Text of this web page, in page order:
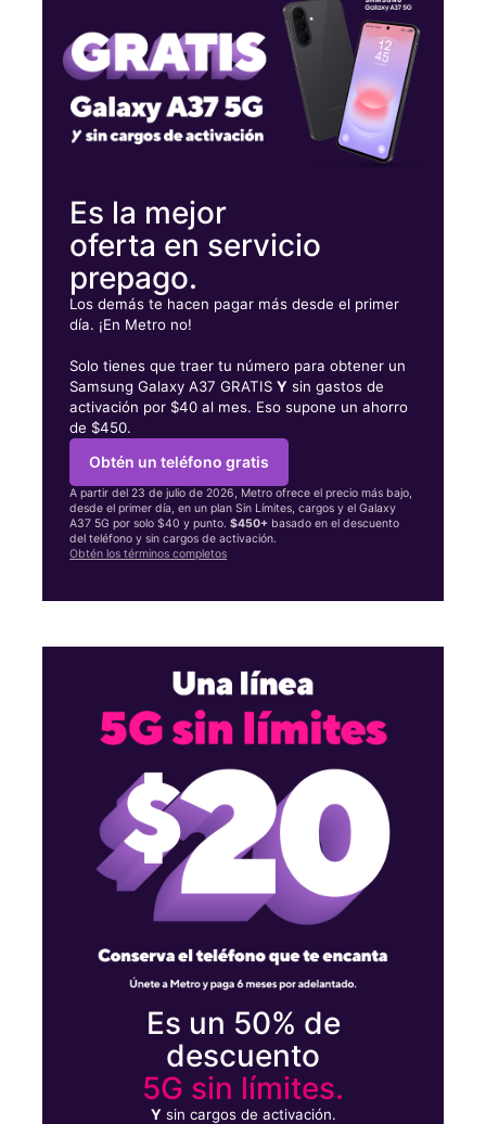
2911 Airport Thruway Ste 7A Columbus, GA 31909
Es la mejor
oferta en servicio
prepago.
Los demás te hacen pagar más desde el primer
día. ¡En Metro no!
Solo tienes que traer tu número para obtener un
Samsung Galaxy A37 GRATISY sin gastos de
activación por $40 al mes. Eso supone un ahorro
de $450.
Obtén un teléfono gratis
A partir del 23 de julio de 2026, Metro ofrece el precio más bajo,
desde el primer día, en un plan Sin Límites, cargos y el Galaxy
A37 5G por solo $40 y punto.$450+ basado en el descuento
del teléfono y sin cargos de activación.
Obtén los términos completos
Es un 50% de
descuento
5G sin límites.
Ysin cargos de activación.